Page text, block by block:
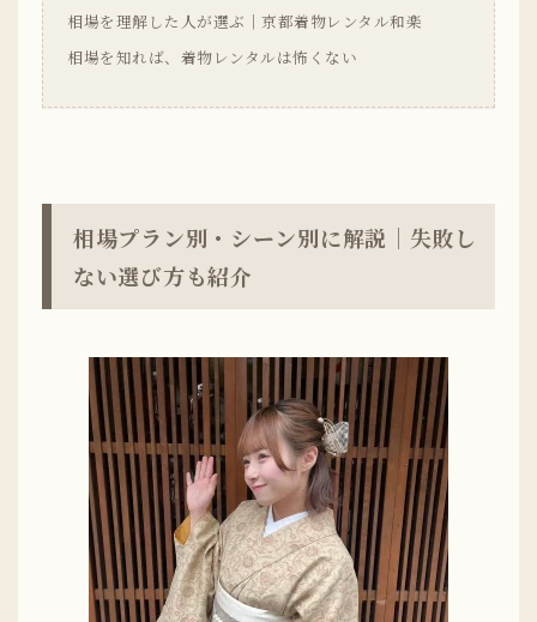
相場を理解した人が選ぶ｜京都着物レンタル和楽
相場を知れば、着物レンタルは怖くない
相場プラン別・シーン別に解説｜失敗し
ない選び方も紹介